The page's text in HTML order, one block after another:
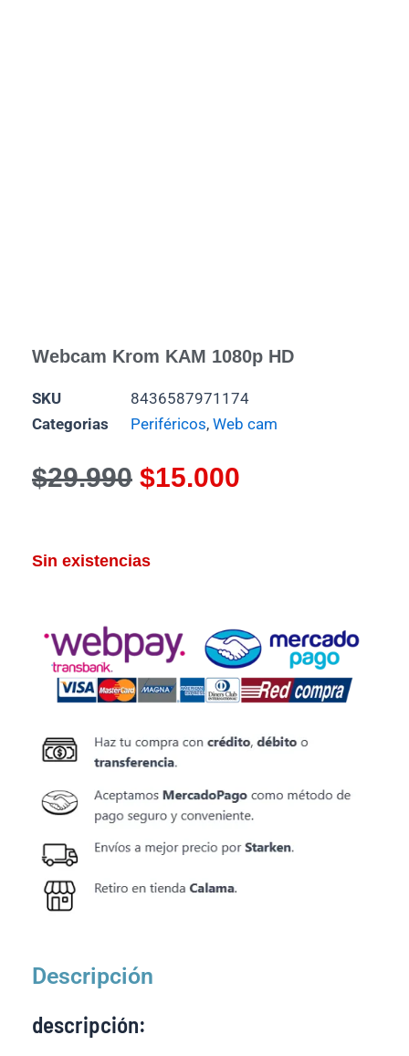
Webcam Krom KAM 1080p HD
SKU
8436587971174
Categorias
Periféricos, Web cam
$29.990 El
original
$29.990.
$15.000
$15.000.
Sin existencias
Descripción
descripción: